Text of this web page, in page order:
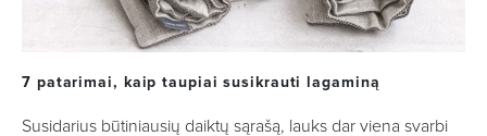
7 patarimai, kaip taupiai susikrauti lagaminą
Susidarius būtiniausių daiktų sąrašą, lauks dar viena svarbi